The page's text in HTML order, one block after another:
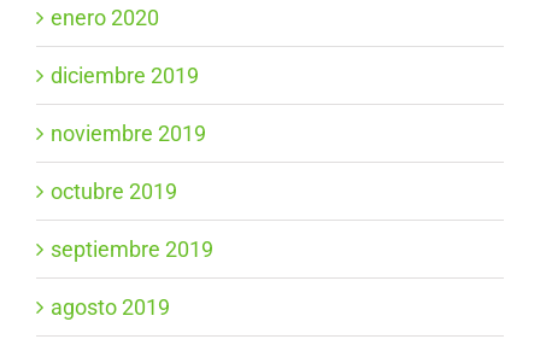
enero 2020
diciembre 2019
noviembre 2019
octubre 2019
septiembre 2019
agosto 2019